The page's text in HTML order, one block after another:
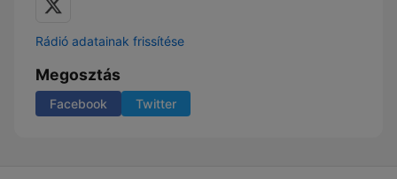
Rádió adatainak frissítése
Megosztás
Facebook Twitter